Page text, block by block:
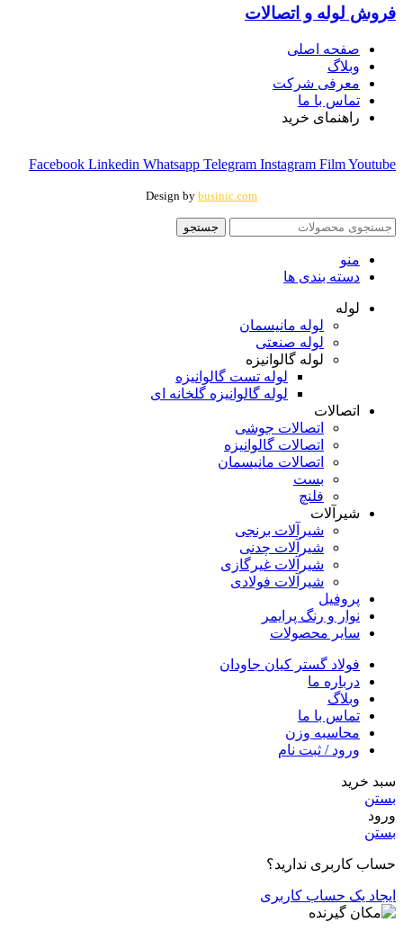
فروش لوله و اتصالات
صفحه اصلی
وبلاگ
معرفی شرکت
تماس با ما
راهنمای خرید
Facebook Linkedin Whatsapp Telegram Instagram FilmYoutube
Design by businic.com
جستجو
منو
دسته بندی ها
لوله
لوله مانیسمان
لوله صنعتی
لوله گالوانیزه
لوله تست گالوانیزه
لوله گالوانیزه گلخانه ای
اتصالات
اتصالات جوشی
اتصالات گالوانیزه
اتصالات مانیسمان
بست
فلنچ
شیرآلات
شیرآلات برنجی
شیرآلات چدنی
شیرآلات غیرگازی
شیرآلات فولادی
پروفیل
نوار و رنگ پرایمر
سایر محصولات
فولاد گستر کیان جاودان
درباره ما
وبلاگ
تماس با ما
محاسبه وزن
ورود / ثبت نام
سبد خرید
بستن
ورود
بستن
حساب کاربری ندارید؟
ایجاد یک حساب کاربری